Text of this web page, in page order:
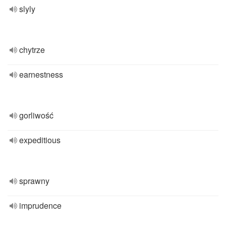
slyly
chytrze
earnestness
gorliwość
expeditious
sprawny
imprudence